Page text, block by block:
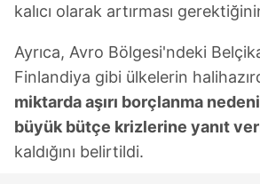
kalıcı olarak artırması
Ayrıca, Avro Bölgesi'ndeki
Finlandiya gibi ülkelerin
miktarda aşırı borçlanma
büyük bütçe krizlerine yanıt
kaldığını belirtildi.